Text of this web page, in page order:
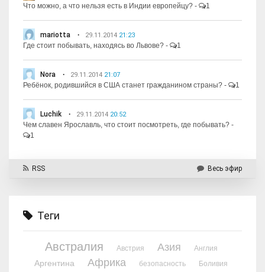
Что можно, а что нельзя есть в Индии европейцу? - 1
mariotta 29.11.2014 21:23
Где стоит побывать, находясь во Львове? - 1
Nora 29.11.2014 21:07
Ребёнок, родившийся в США станет гражданином страны? - 1
Luchik 29.11.2014 20:52
Чем славен Ярославль, что стоит посмотреть, где побывать? -
1
RSS Весь эфир
Теги
Австралия Австрия Азия Англия
Аргентина Африка безопасность
Боливия